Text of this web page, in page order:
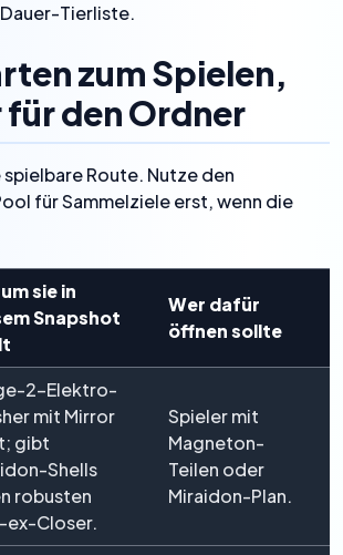
Tierliste.
zum Spielen,
für den Ordner
Route. Nutze den
für Sammelziele erst, wenn die
sie in
Snapshot
Wer dafür
öffnen sollte
2-Elektro-
mit Mirror
gibt
Shells
robusten
ex-Closer.
Spieler mit
Magneton-
Teilen oder
Miraidon-Plan.